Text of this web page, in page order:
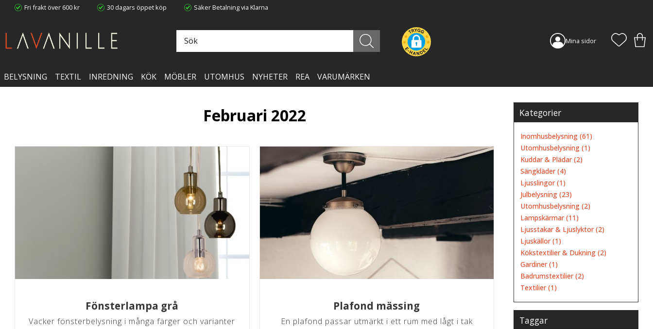
Fri frakt över 600 kr 30 dagars öppet köp Säker Betalning via Klarna
Mina sidor
BELYSNING TEXTIL INREDNING KÖK MÖBLER UTOMHUS NYHETER REA VARUMÄRKEN
Februari 2022
Fönsterlampa grå
Vacker fönsterbelysning i många färger och varianter
Plafond mässing
En plafond passar utmärkt i ett rum med lågt i tak
Kategorier
Inomhusbelysning (61)
Utomhusbelysning (1)
Kuddar & Plädar (2)
Sängkläder (4)
Ljusslingor (1)
Julbelysning (23)
Utomhusbelysning (2)
Lampskärmar (11)
Ljusstakar & Ljuslyktor (2)
Ljuskällor (1)
Kökstextilier & Dukning (2)
Gardiner (1)
Badrumstextilier (2)
Textilier (1)
Taggar